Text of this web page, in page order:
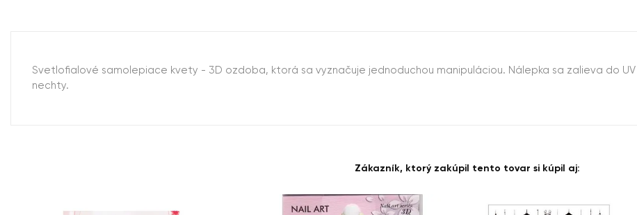
Svetlofialové samolepiace kvety - 3D ozdoba, ktorá sa vyznačuje jednoduchou manipuláciou. Nálepka sa zalieva do
nechty.
Zákazník, ktorý zakúpil tento tovar si kúpil aj: